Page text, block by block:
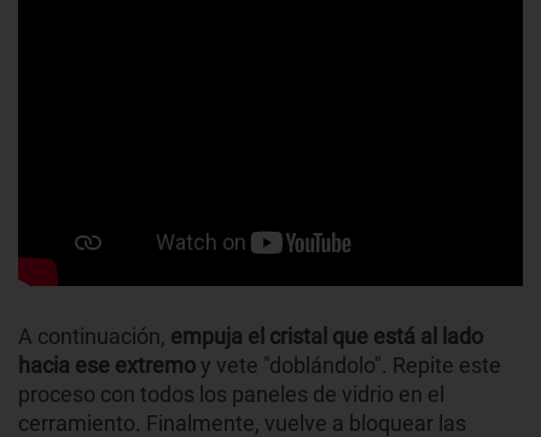
A continuación, empuja el cristal que está al lado
hacia ese extremoy vete "doblándolo". Repite este
proceso con todos los paneles de vidrio en el
cerramiento. Finalmente, vuelve a bloquear las